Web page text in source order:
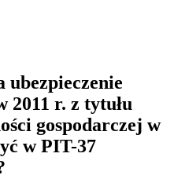
ubezpieczenie
2011 r. z tytułu
gospodarczej w
w PIT-37